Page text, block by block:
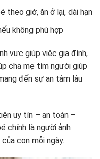
theo giờ, ăn ở lại, dài hạn
không phù hợp
vực giúp việc gia đình,
cha mẹ tìm người giúp
đến sự an tâm lâu
uy tín – an toàn –
chính là người ảnh
con mỗi ngày.